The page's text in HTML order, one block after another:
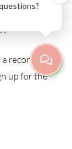
IN
recording of
up for the